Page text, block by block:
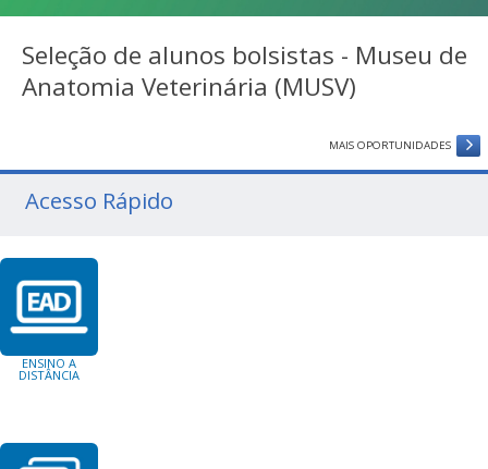
Seleção de alunos bolsistas - Museu de
Anatomia Veterinária (MUSV)
MAIS OPORTUNIDADES
Acesso Rápido
ENSINO A
DISTÂNCIA